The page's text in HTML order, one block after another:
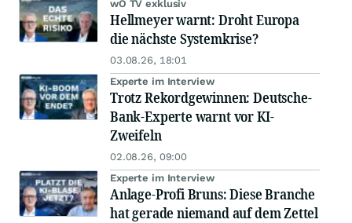
wO TV exklusiv
Hellmeyer warnt: Droht Europa
die nächste Systemkrise?
03.08.26, 18:01
Experte im Interview
Trotz Rekordgewinnen: Deutsche-
Bank-Experte warnt vor KI-
Zweifeln
02.08.26, 09:00
Experte im Interview
Anlage-Profi Bruns: Diese Branche
hat gerade niemand auf dem Zettel